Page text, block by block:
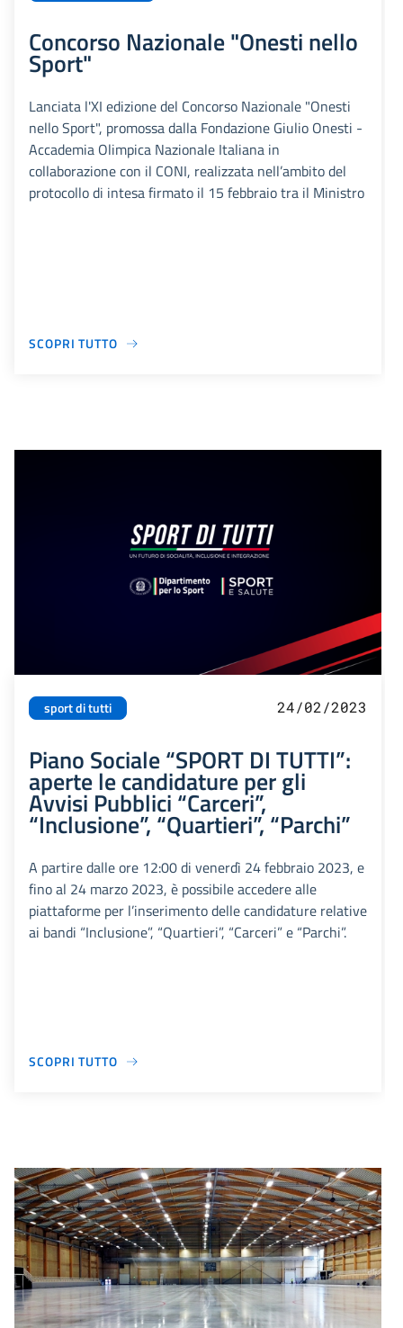
Concorso Nazionale "Onesti nello
Sport"
Lanciata l'XI edizione del Concorso Nazionale "Onesti
nello Sport", promossa dalla Fondazione Giulio Onesti -
Accademia Olimpica Nazionale Italiana in
collaborazione con il CONI, realizzata nell’ambito del
protocollo di intesa firmato il 15 febbraio tra il Ministro
SCOPRI TUTTO
sport di tutti 24/02/2023
Piano Sociale “SPORT DI TUTTI”:
aperte le candidature per gli
Avvisi Pubblici “Carceri”,
“Inclusione”, “Quartieri”, “Parchi”
A partire dalle ore 12:00 di venerdì 24 febbraio 2023, e
fino al 24 marzo 2023, è possibile accedere alle
piattaforme per l’inserimento delle candidature relative
ai bandi “Inclusione”, “Quartieri”, “Carceri” e “Parchi”.
SCOPRI TUTTO